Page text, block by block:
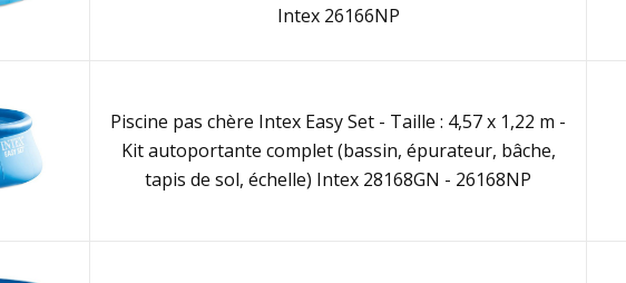
Intex 26166NP
Piscine pas chère Intex Easy Set - Taille : 4,57 x 1,22 m -
Kit autoportante complet (bassin, épurateur, bâche,
tapis de sol, échelle) Intex 28168GN - 26168NP